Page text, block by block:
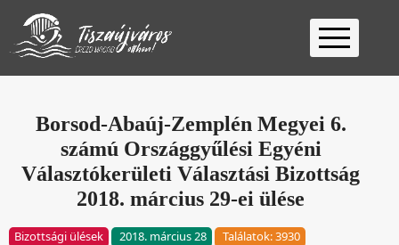
Kezdőlap
Ügyfélfogadás
Ügyintézés
Választás
2026
Borsod-Abaúj-Zemplén Megyei 6.
számú Országgyűlési Egyéni
Választókerületi Választási Bizottság
2018. március 29-ei ülése
Bizottsági ülések 2018. március 28 Találatok: 3930